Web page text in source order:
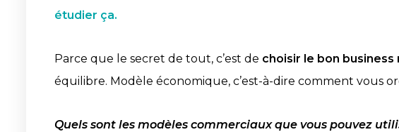
étudier ça.
Parce que le secret de tout, c’est de choisir le bon business
équilibre. Modèle économique, c’est-à-dire comment vous
Quels sont les modèles commerciaux que vous pouvez